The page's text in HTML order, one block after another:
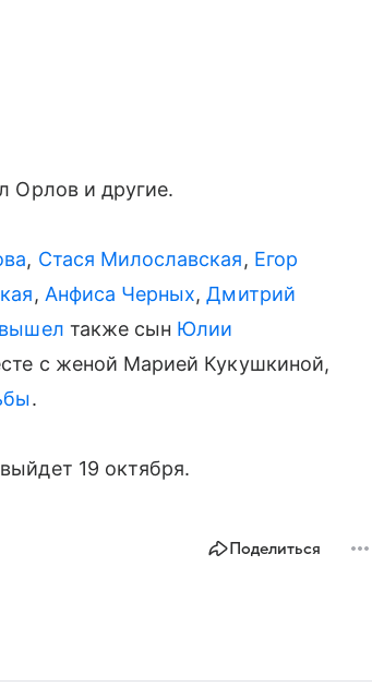
Орлов и другие.
, Стася Милославская, Егор
, Анфиса Черных,Дмитрий
вышел также сын Юлии
с женой Марией Кукушкиной,
.
19 октября.
Поделиться